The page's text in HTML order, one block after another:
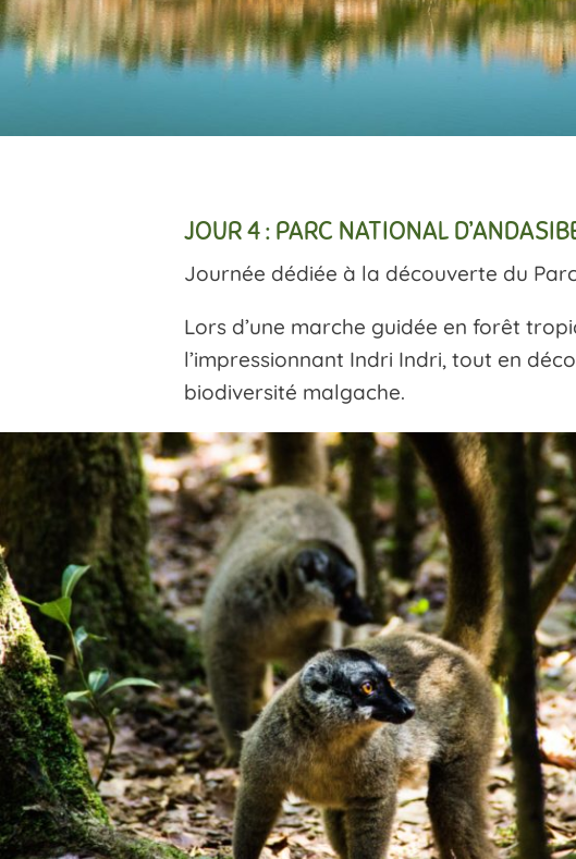
JOUR 4 : PARC NATIONAL
Journée dédiée à la découverte du
Lors d’une marche guidée en forêt
l’impressionnant Indri Indri, tout en
biodiversité malgache.